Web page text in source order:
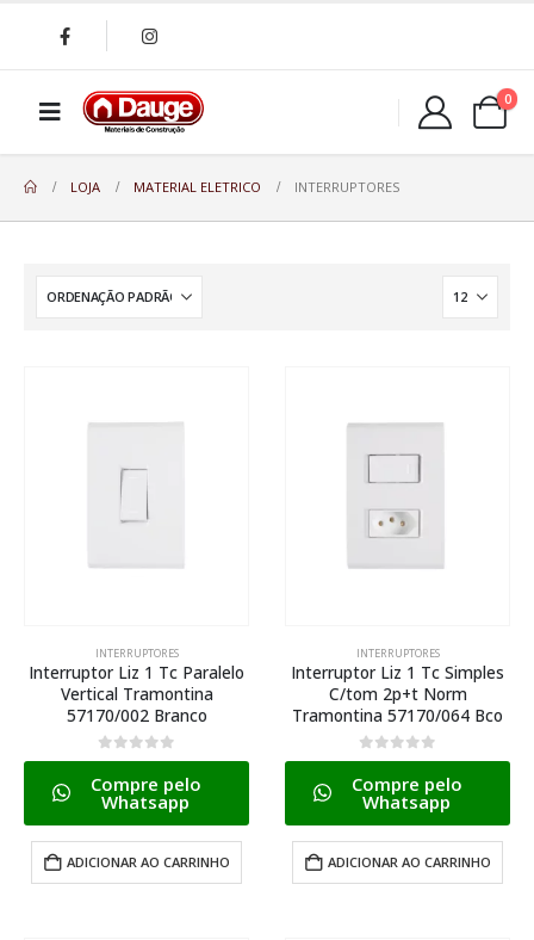
0
LOJA MATERIAL ELETRICO INTERRUPTORES
INTERRUPTORES
Interruptor Liz 1 Tc Paralelo
Vertical Tramontina
57170/002 Branco
0de 5
Compre pelo
Whatsapp
ADICIONAR AO CARRINHO
INTERRUPTORES
Interruptor Liz 1 Tc Simples
C/tom 2p+t Norm
Tramontina 57170/064 Bco
0de 5
Compre pelo
Whatsapp
ADICIONAR AO CARRINHO